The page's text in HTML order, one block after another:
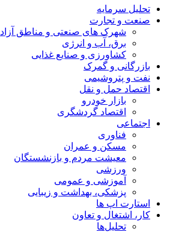
تحلیل‌ سرمایه
صنعت و تجارت
شهرک های صنعتی و مناطق آزاد
برق، آب و انرژی
کشاورزی و صنایع غذایی
بازرگانی و گمرک
نفت و پتروشیمی
اقتصاد حمل و نقل
بازار خودرو
اقتصاد گردشگری
اجتماعی
فناوری
مسکن و عمران
معیشت مردم و بازنشستگان
ورزشی
آموزشی و عمومی
پزشکی، بهداشت و زیبایی
استارت اپ ها
کار، اشتغال و تعاون
تحلیل‌ها